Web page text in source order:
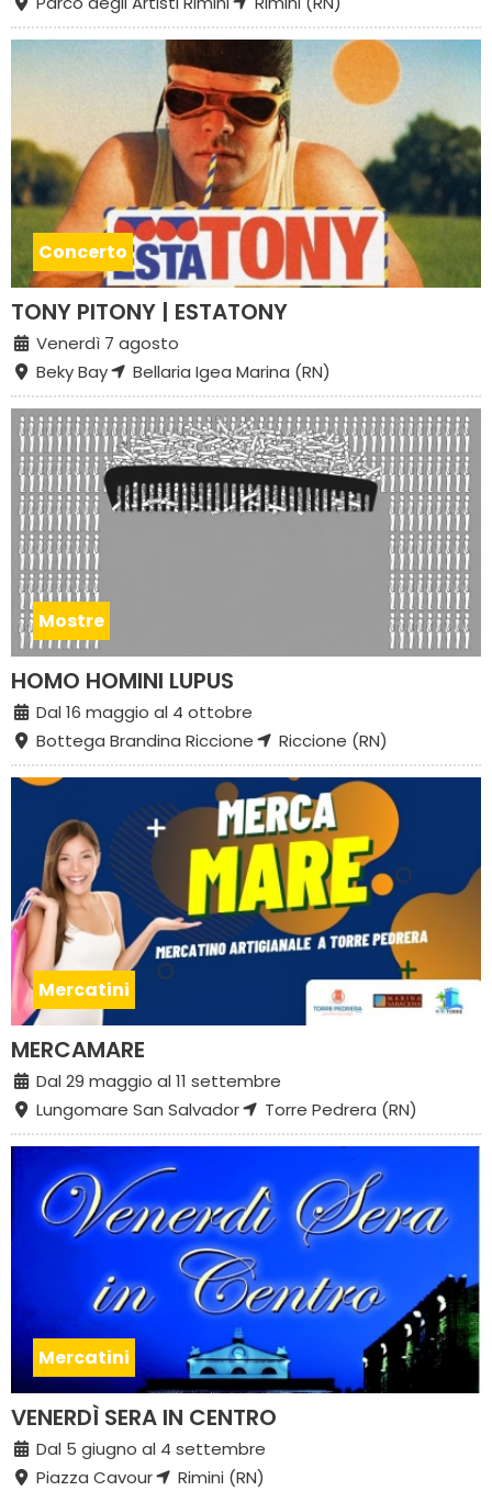
Concerto
TONY PITONY | ESTATONY
Venerdì 7 agosto
Beky Bay
Bellaria Igea Marina (RN)
Mostre
HOMO HOMINI LUPUS
Dal 16 maggio al 4 ottobre
Bottega Brandina Riccione
Riccione (RN)
Mercatini
MERCAMARE
Dal 29 maggio al 11 settembre
Lungomare San Salvador
Torre Pedrera (RN)
Mercatini
VENERDÌ SERA IN CENTRO
Dal 5 giugno al 4 settembre
Piazza Cavour
Rimini (RN)